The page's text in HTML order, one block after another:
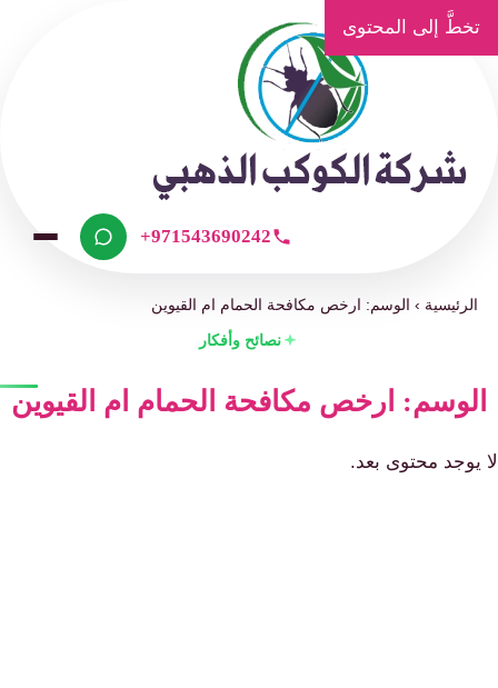
تخطَّ إلى المحتوى
+971543690242
الرئيسية ›الوسم: ارخص مكافحة الحمام ام القيوين
نصائح وأفكار
ارخص مكافحة الحمام ام القيوين
يوجد محتوى بعد.